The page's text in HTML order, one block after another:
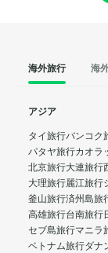
海外旅行 海
アジア
タイ旅行バンコク
パタヤ旅行カオラ
北京旅行大連旅行
大理旅行麗江旅行
釜山旅行済州島旅
高雄旅行台南旅行
セブ島旅行マニラ
ベトナム旅行ダナ